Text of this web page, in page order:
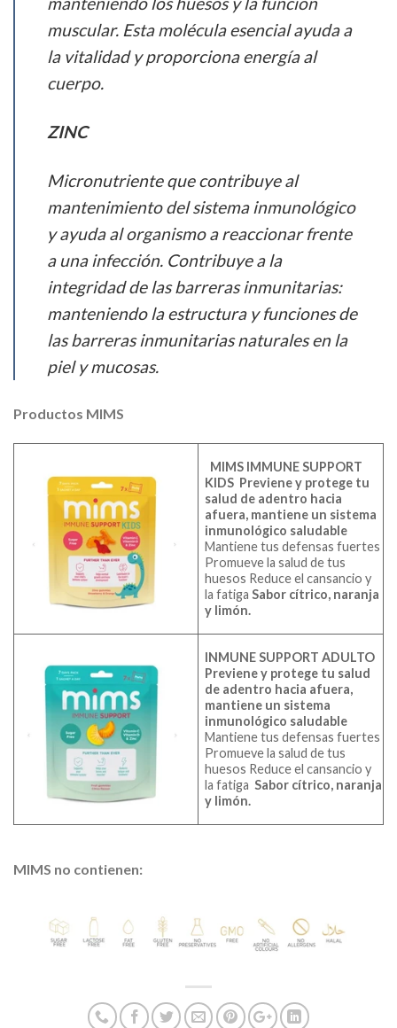
muscular. Esta molécula esencial ayuda a
la vitalidad y proporciona energía al
cuerpo.
ZINC
Micronutriente que contribuye al
mantenimiento del sistema inmunológico
y ayuda al organismo a reaccionar frente
a una infección. Contribuye a la
integridad de las barreras inmunitarias:
manteniendo la estructura y funciones de
las barreras inmunitarias naturales en la
piel y mucosas.
Productos MIMS
MIMS IMMUNE SUPPORT
KIDS Previene y protege tu
salud de adentro hacia
afuera, mantiene un sistema
inmunológico saludable
Mantiene tus defensas fuertes
Promueve la salud de tus
huesos Reduce el cansancio y
la fatigaSabor cítrico, naranja
y limón.
INMUNE SUPPORT ADULTO
Previene y protege tu salud
de adentro hacia afuera,
mantiene un sistema
inmunológico saludable
Mantiene tus defensas fuertes
Promueve la salud de tus
huesos Reduce el cansancio y
la fatigaSabor cítrico, naranja
y limón.
MIMS no contienen: